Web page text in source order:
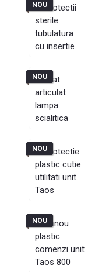
NOU
NOU
NOU
NOU